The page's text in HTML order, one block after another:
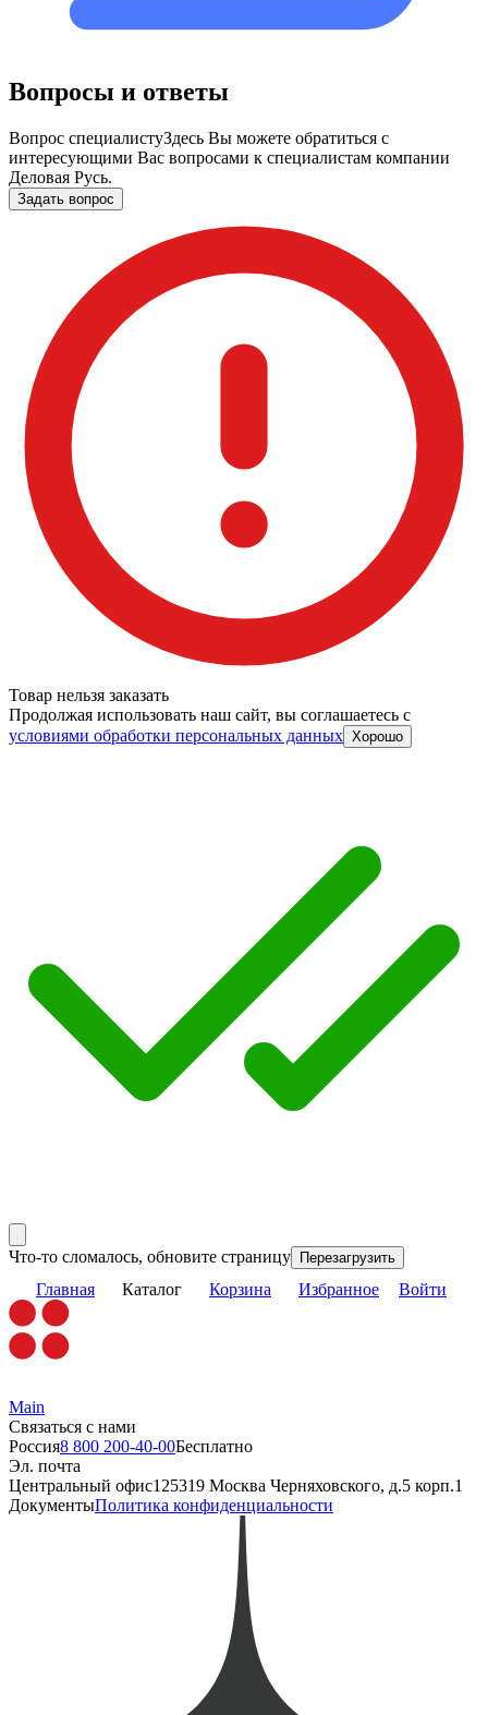
Вопросы и ответы
Вопрос специалистуЗдесь Вы можете обратиться с
интересующими Вас вопросами к специалистам компании
Деловая Русь.
Задать вопрос
Товар нельзя заказать
Продолжая использовать наш сайт, вы соглашаетесь c
условиями обработки персональных данных Хорошо
Что-то сломалось, обновите страницу Перезагрузить
Главная Каталог Корзина Избранное Войти
Main
Связаться с нами
Россия8 800 200-40-00Бесплатно
Эл. почта
Центральный офис125319 Москва Черняховского, д.5 корп.1
ДокументыПолитика конфиденциальности